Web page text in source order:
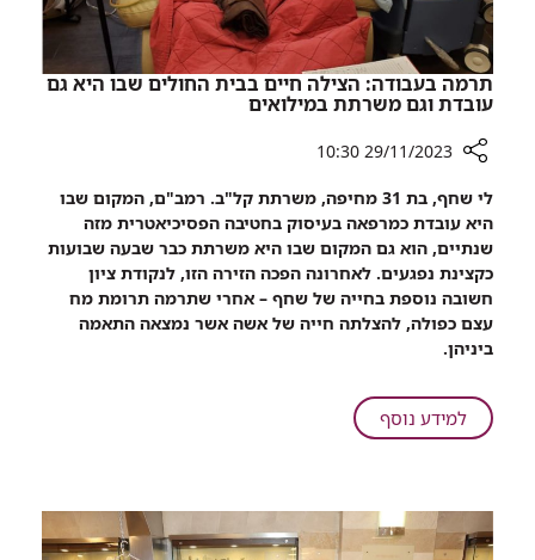
תרמה בעבודה: הצילה חיים בבית החולים שבו היא גם
עובדת וגם משרתת במילואים
שיתוף
תרמה
בעבודה:
הצילה
חיים
בבית
החולים
היא
משרתת
במילואים
29/11/2023 10:30
לי שחף, בת 31 מחיפה, משרתת קל"ב. רמב"ם, המקום שבו
היא עובדת כמרפאה בעיסוק בחטיבה הפסיכיאטרית מזה
שנתיים, הוא גם המקום שבו היא משרתת כבר שבעה שבועות
כקצינת נפגעים. לאחרונה הפכה הזירה הזו, לנקודת ציון
חשובה נוספת בחייה של שחף – אחרי שתרמה תרומת מח
עצם כפולה, להצלתה חייה של אשה אשר נמצאה התאמה
ביניהן.
למידע נוסףעל
תרמה
חיים
בבית